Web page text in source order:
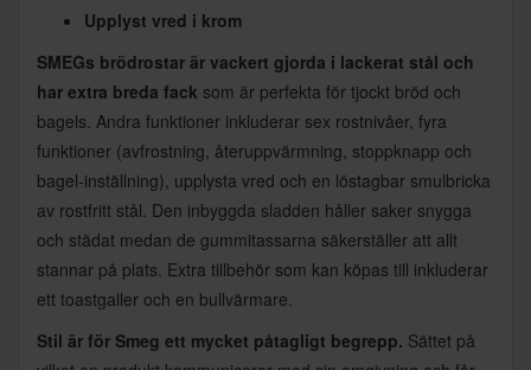
Upplyst vred i krom
SMEGs brödrostar är vackert gjorda i lackerat stål och
har extra breda fack som är perfekta för tjockt bröd och
bagels. Andra funktioner inkluderar sex rostnivåer, fyra
funktioner (avfrostning, återuppvärmning, stoppknapp och
bagel-inställning), upplysta vred och en löstagbar smulbricka
av rostfritt stål. Den inbyggda sladden håller saker snygga
och städat medan de gummitassarna säkerställer att allt
stannar på plats. Extra tillbehör som kan köpas till inkluderar
ett toastgaller och en bullvärmare.
Stil är för Smeg ett mycket påtagligt begrepp. Sättet på